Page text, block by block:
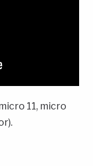
11, micro